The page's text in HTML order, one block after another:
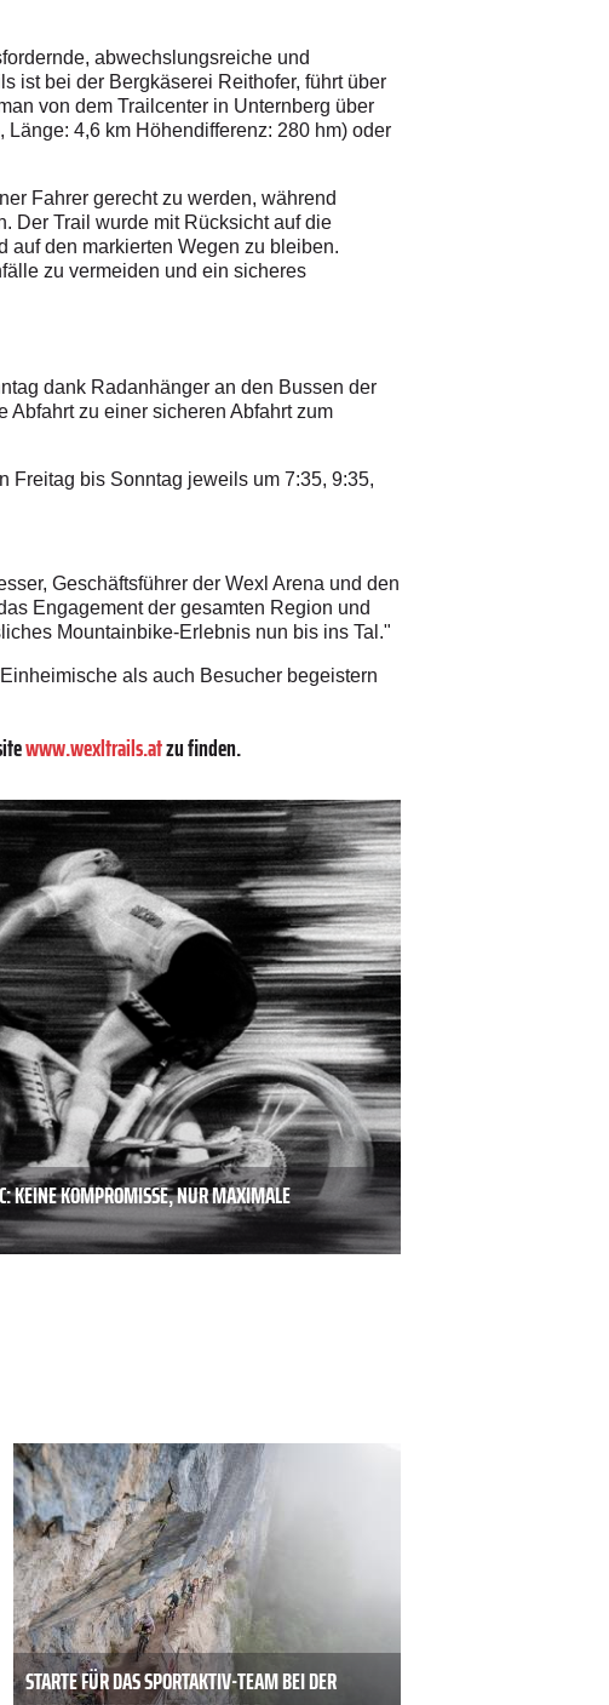
abwechslungsreiche und
ist bei der Bergkäserei Reithofer, führt über
von dem Trailcenter in Unternberg über
4,6 km Höhendifferenz: 280 hm) oder
Fahrer gerecht zu werden, während
Der Trail wurde mit Rücksicht auf die
auf den markierten Wegen zu bleiben.
zu vermeiden und ein sicheres
dank Radanhänger an den Bussen der
Abfahrt zu einer sicheren Abfahrt zum
Freitag bis Sonntag jeweils um 7:35, 9:35,
Geschäftsführer der Wexl Arena und den
Engagement der gesamten Region und
Mountainbike-Erlebnis nun bis ins Tal."
als auch Besucher begeistern
www.wexltrails.atzu finden.
KEINE KOMPROMISSE, NUR MAXIMALE
STARTE FÜR DAS SPORTAKTIV-TEAM BEI DER